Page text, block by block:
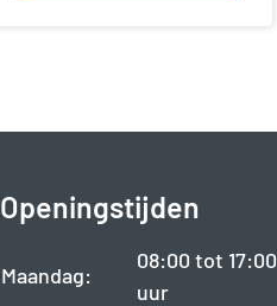
Openingstijden
Maandag:
08:00 tot 17:00
uur